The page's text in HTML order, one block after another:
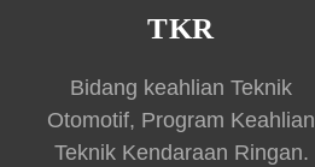
TKR
Bidang keahlian Teknik
Otomotif, Program Keahlian
Teknik Kendaraan Ringan.